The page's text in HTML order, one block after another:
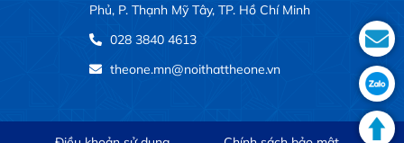
Phủ, P. Thạnh Mỹ Tây, TP. Hồ Chí Minh
028 3840 4613
theone.mn@noithattheone.vn